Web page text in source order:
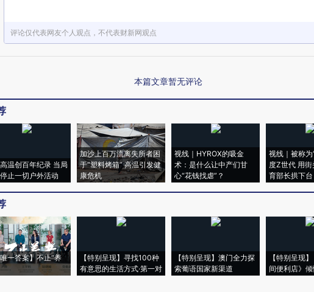
评论仅代表网友个人观点，不代表财新网观点
本篇文章暂无评论
温创百年纪录 当局
止一切户外活动
加沙上百万流离失所者困
于“塑料烤箱” 高温引发健
康危机
视线｜HYROX的吸金
术：是什么让中产们甘
心“花钱找虐”？
视线｜被称为
度Z世代 用
育部长拱下台
一答案】不止“养
【特别呈现】寻找100种
有意思的生活方式·第一对
【特别呈现】澳门全力探
索葡语国家新渠道
【特别呈现
间便利店》